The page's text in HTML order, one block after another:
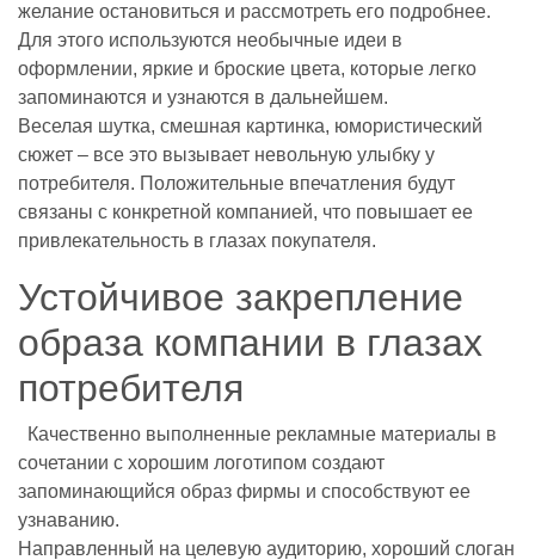
желание остановиться и рассмотреть его подробнее.
Для этого используются необычные идеи в
оформлении, яркие и броские цвета, которые легко
запоминаются и узнаются в дальнейшем.
Веселая шутка, смешная картинка, юмористический
сюжет – все это вызывает невольную улыбку у
потребителя. Положительные впечатления будут
связаны с конкретной компанией, что повышает ее
привлекательность в глазах покупателя.
Устойчивое закрепление
образа компании в глазах
потребителя
Качественно выполненные рекламные материалы в
сочетании с хорошим логотипом создают
запоминающийся образ фирмы и способствуют ее
узнаванию.
Направленный на целевую аудиторию, хороший слоган